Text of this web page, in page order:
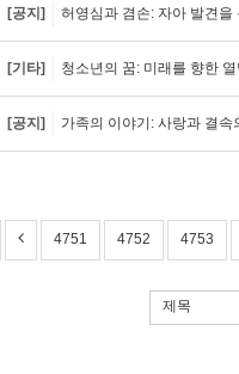
[공지] 허영심과 겸손: 자아 발견을
[기타] 청소년의 꿈: 미래를 향한
[공지] 가족의 이야기: 사랑과 결속
4751 4752 4753
제목